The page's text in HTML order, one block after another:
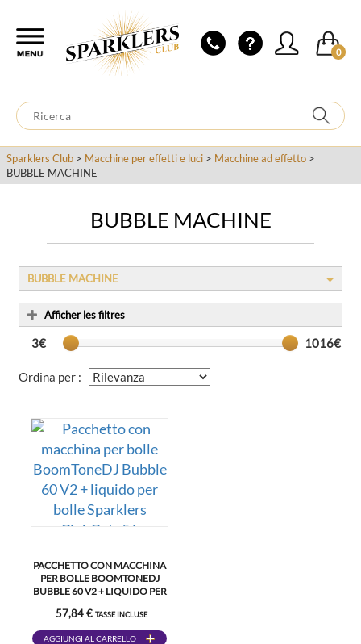
0
Sparklers Club > Macchine per effetti e luci > Macchine ad effetto >
BUBBLE MACHINE
BUBBLE MACHINE
3€ 1016€
Afficher les filtres
BUBBLE MACHINE
Ordina per :
PACCHETTO CON MACCHINA
PER BOLLE BOOMTONEDJ
BUBBLE 60 V2 + LIQUIDO PER
5 L
57,84 € TASSE INCLUSE
AGGIUNGI AL CARRELLO